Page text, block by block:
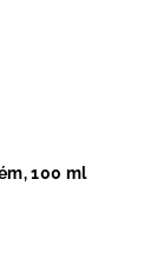
100 ml